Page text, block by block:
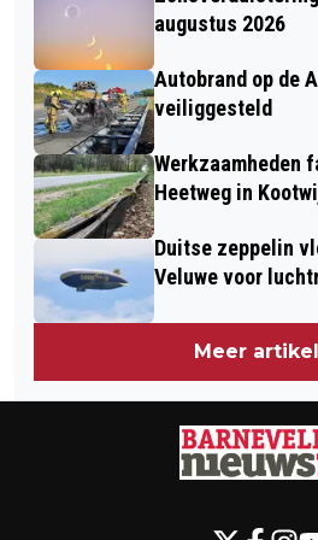
REGIO FOODVALLEY
ONGEVAL OP A1 BIJ
augustus 2026
Autobrand op de
veiliggesteld
Werkzaamheden
Heetweg in
Duitse zeppelin
Veluwe voor
Meer